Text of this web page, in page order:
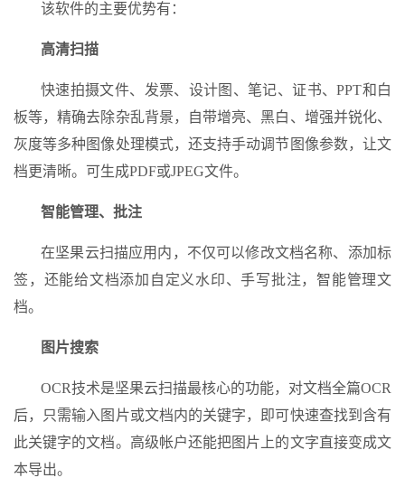
该软件的主要优势有：
高清扫描
快速拍摄文件、发票、设计图、笔记、证书、PPT和白
板等，精确去除杂乱背景，自带增亮、黑白、增强并锐化、
灰度等多种图像处理模式，还支持手动调节图像参数，让文
档更清晰。可生成PDF或JPEG文件。
智能管理、批注
在坚果云扫描应用内，不仅可以修改文档名称、添加标
签，还能给文档添加自定义水印、手写批注，智能管理文
档。
图片搜索
OCR技术是坚果云扫描最核心的功能，对文档全篇OCR
后，只需输入图片或文档内的关键字，即可快速查找到含有
此关键字的文档。高级帐户还能把图片上的文字直接变成文
本导出。